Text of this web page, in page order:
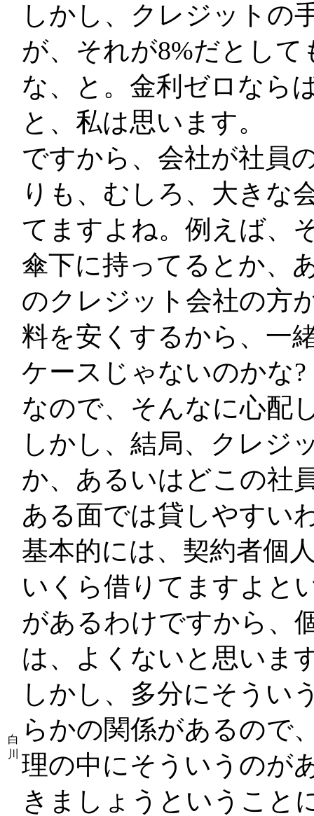
白
川
しかし、クレジットの
が、それが8%だとし
な、と。金利ゼロなら
と、私は思います。
ですから、会社が社員
りも、むしろ、大きな
てますよね。例えば、
傘下に持ってるとか、
のクレジット会社の方
料を安くするから、一
ケースじゃないのかな
なので、そんなに心配
しかし、結局、クレジ
か、あるいはどこの社
ある面では貸しやすい
基本的には、契約者個
いくら借りてますよと
があるわけですから、
は、よくないと思いま
しかし、多分にそうい
らかの関係があるので
理の中にそういうのが
きましょうということ